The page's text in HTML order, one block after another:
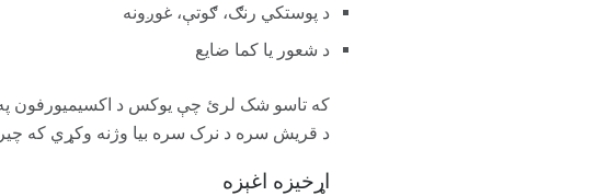
د پوستکي رنګ، ګوتې، غوږونه
د شعور یا کما ضایع
د قریش سره د نرک سره بیا وژنه وکړي که
اړخيزه اغېزه